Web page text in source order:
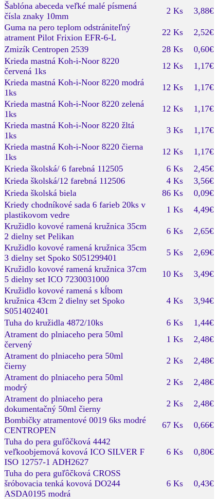
Šablóna abeceda veľké malé písmená
čísla znaky 10mm
2 Ks
3,88€
Guma na pero teplom odstrániteľný
atrament Pilot Frixion EFR-6-L
22 Ks
2,52€
Zmizík Centropen 2539
28 Ks
0,60€
Krieda mastná Koh-i-Noor 8220
červená 1ks
12 Ks
1,17€
Krieda mastná Koh-i-Noor 8220 modrá
1ks
12 Ks
1,17€
Krieda mastná Koh-i-Noor 8220 zelená
1ks
12 Ks
1,17€
Krieda mastná Koh-i-Noor 8220 žltá
1ks
3 Ks
1,17€
Krieda mastná Koh-i-Noor 8220 čierna
1ks
12 Ks
1,17€
Krieda školská/ 6 farebná 112505
6 Ks
2,45€
Krieda školská/12 farebná 112506
4 Ks
3,56€
Krieda školská biela
86 Ks
0,09€
Kriedy chodníkové sada 6 farieb 20ks v
plastikovom vedre
1 Ks
4,49€
Kružidlo kovové ramená kružnica 35cm
2 dielny set Pelikan
6 Ks
2,65€
Kružidlo kovové ramená kružnica 35cm
3 dielny set Spoko S051299401
5 Ks
2,69€
Kružidlo kovové ramená kružnica 37cm
5 dielny set ICO 7230031000
10 Ks
3,49€
Kružidlo kovové ramená s kĺbom
kružnica 43cm 2 dielny set Spoko
S051402401
4 Ks 3,94€
Tuha do kružidla 4872/10ks 6 Ks
1,44€
Atrament do plniaceho pera 50ml
červený
1 Ks
2,48€
Atrament do plniaceho pera 50ml
čierny
2 Ks
2,48€
Atrament do plniaceho pera 50ml
modrý
2 Ks
2,48€
Atrament do plniaceho pera
dokumentačný 50ml čierny
2 Ks
2,48€
Bombičky atramentové 0019 6ks modré
CENTROPEN
67 Ks
0,66€
Tuha do pera guľôčková 4442
veľkoobjemová kovová ICO SILVER F
ISO 12757-1 ADH2627
6 Ks 0,80€
Tuha do pera guľôčková CROSS
šróbovacia tenká kovová DO244
ASDA0195 modrá
6 Ks 0,43€